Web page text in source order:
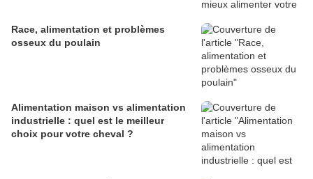
Race, alimentation et problèmes
osseux du poulain
Alimentation maison vs alimentation
industrielle : quel est le meilleur
choix pour votre cheval ?